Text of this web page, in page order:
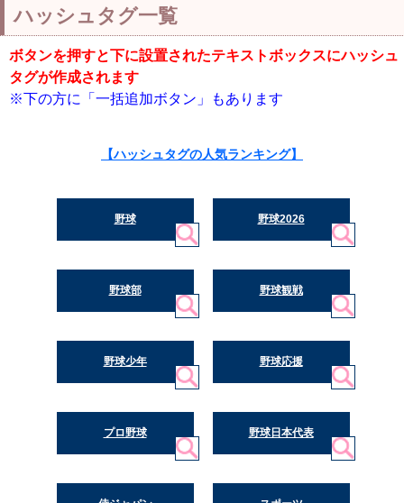
ハッシュタグ一覧
ボタンを押すと下に設置されたテキストボックスにハッシュ
タグが作成されます
※下の方に「一括追加ボタン」もあります
【ハッシュタグの人気ランキング】
野球 野球2026
野球部 野球観戦
野球少年 野球応援
プロ野球 野球日本代表